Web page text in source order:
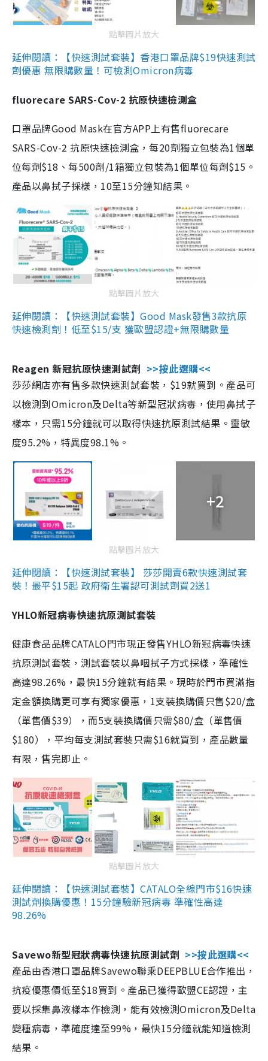
點擊圖片放大
延伸閱讀：【快速測試套裝】香港口罩品牌$19快速測試
劑優惠 無限購數量！可檢測Omicron病毒
fluorecare SARS-Cov-2 抗原快速檢測盒
口罩品牌Good Mask在官方APP上有售fluorecare
SARS-Cov-2 抗原快速檢測盒，每20劑獨立包裝為1個單
位每劑$18、每500劑/1箱獨立包裝為1個單位每劑$15。
產品以鼻拭子採樣，10至15分鐘知結果。
點擊圖片放大
延伸閱讀：【快速測試套裝】Good Mask發售3款抗原
快速檢測劑！低至$15/支 獲歐盟認證+無限購數量
Reagen 新冠抗原快速測試劑 >>按此選購<<
莎莎網店亦有售多款快速測試套裝，$19就買到。產品可
以檢測到Omicron及Delta等新型冠狀病毒，使用鼻拭子
樣本，只需15分鐘就可以取得快速抗原測試結果。靈敏
度95.2%，特異度98.1%。
+2
點擊圖片放大
延伸閱讀：【快速測試套裝】 莎莎開賣6款快速測試套
裝！最平$15起 政府衛生署認可測試劑買2送1
YHLO新冠病毒快速抗原測試套裝
健康食品品牌CATALO門市現正發售YHLO新冠病毒快速
抗原測試套裝，測試套裝以鼻咽拭子方式採樣，準確性
高達98.26%，最快15分鐘就有結果。現時於門市買滿指
定金額換購更可享有獨家優惠，1支裝換購價只售$20/盒
（單售價$39），而5支裝換購價只需$80/盒（單售價
$180），平均每支測試套裝只需$16就買到，產品數量
有限，售完即止。
點擊圖片放大
延伸閱讀：【快速測試套裝】CATALO全線門市$16快速
測試劑換購優惠！15分鐘驗新冠病毒 準確性高達
98.26%
Savewo新型冠狀病毒快速抗原測試劑 >>按此選購<<
產品由香港口罩品牌Savewo聯乘DEEPBLUE合作推出，
抗疫優惠價低至$18買到。產品已獲得歐盟CE認證，主
要以採集鼻液樣本作檢測，能有效檢測Omicron及Delta
變種病毒，準確度達至99%，最快15分鐘就能知道檢測
結果。